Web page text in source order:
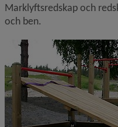
Marklyftsredskap och
och ben.